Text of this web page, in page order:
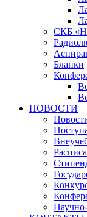
СКБ
Бланки
НОВОСТИ